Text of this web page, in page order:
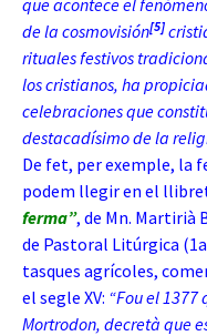
que acontece el
de la cosmovisión[5]
rituales festivos
los cristianos, ha
celebraciones que
destacadísimo de la
De fet, per exemple, la
podem llegir en el
ferma”, de Mn. Martirià
de Pastoral Litúrgica
tasques agrícoles,
el segle XV: “Fou el
Mortrodon, decretà que